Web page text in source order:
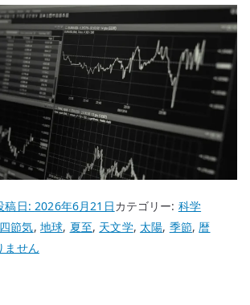
稿日:2026年6月21日カテゴリー: 科学
節気, 地球, 夏至, 天文学, 太陽, 季節, 暦
ません